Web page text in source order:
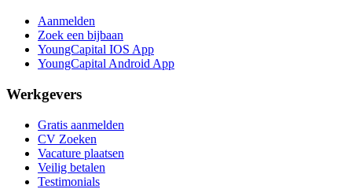
Aanmelden
Zoek een bijbaan
YoungCapital IOS App
YoungCapital Android App
Werkgevers
Gratis aanmelden
CV Zoeken
Vacature plaatsen
Veilig betalen
Testimonials